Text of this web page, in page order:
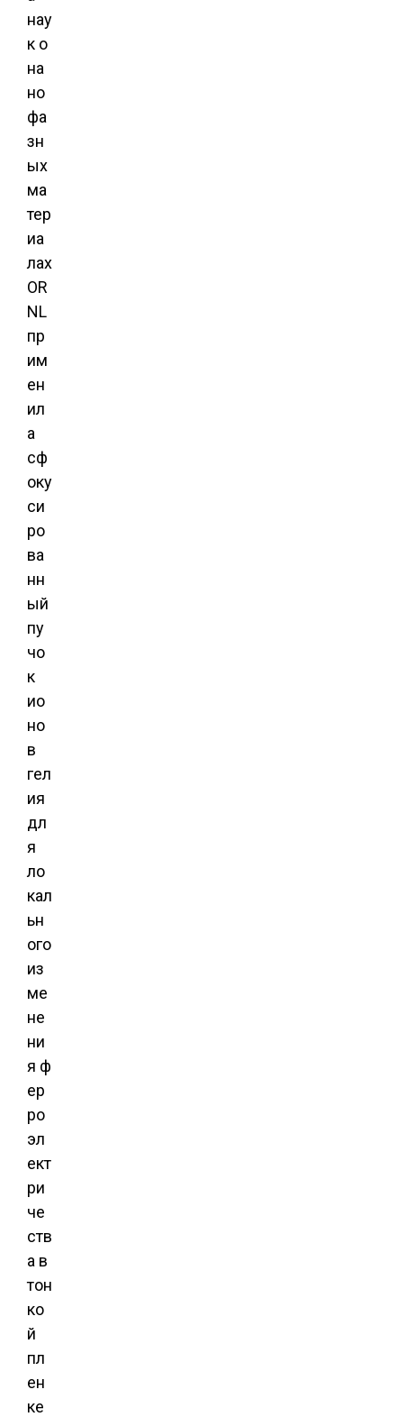
нау
к о
на
но
фа
зн
ых
ма
тер
иа
лах
OR
NL
пр
им
ен
ил
а
сф
оку
си
ро
ва
нн
ый
пу
чо
к
ио
но
в
гел
ия
дл
я
ло
кал
ьн
ого
из
ме
не
ни
я ф
ер
ро
эл
ект
ри
че
ств
а в
тон
ко
й
пл
ен
ке